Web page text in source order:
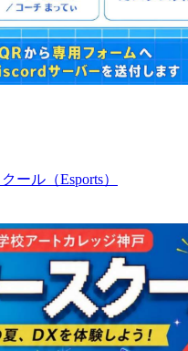
ール（Esports）